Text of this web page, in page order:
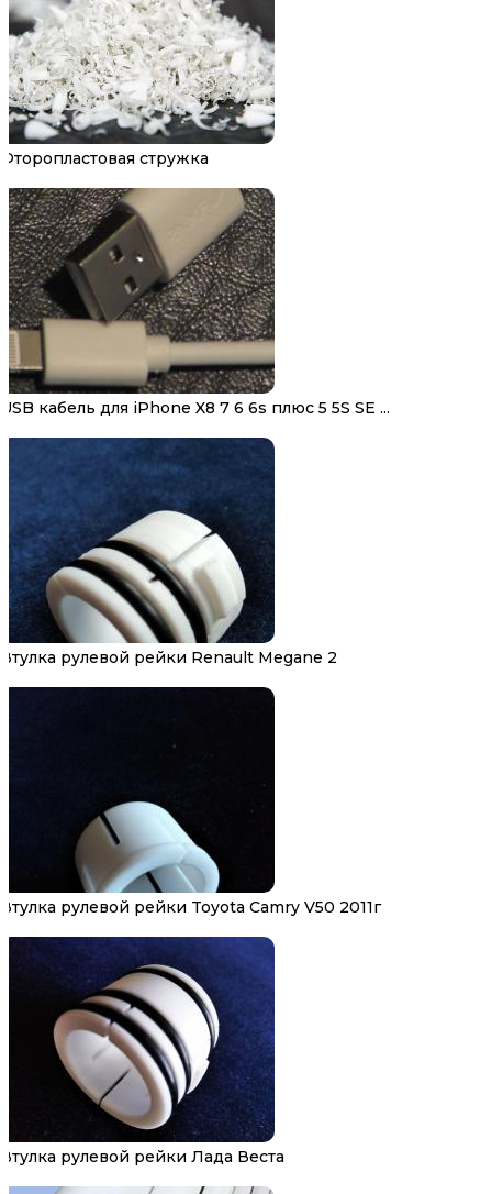
Фторопластовая стружка
USB кабель для iPhone X8 7 6 6s плюс 5 5S SE ...
Втулка рулевой рейки Renault Megane 2
Втулка рулевой рейки Toyota Camry V50 2011г
Втулка рулевой рейки Лада Веста